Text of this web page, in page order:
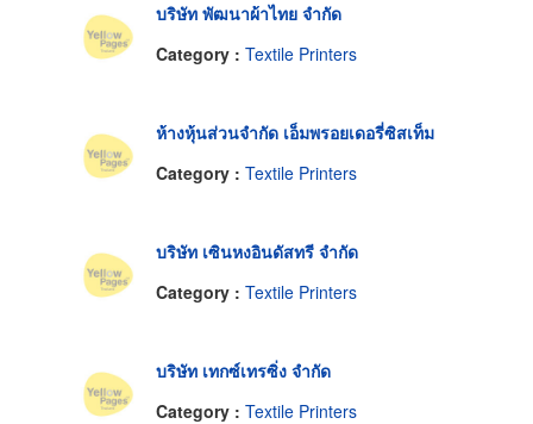
บริษัท พัฒนาผ้าไทย จำกัด
Category : Textile Printers
ห้างหุ้นส่วนจำกัด เอ็มพรอยเดอรี่ซิสเท็ม
Category : Textile Printers
บริษัท เซินหงอินดัสทรี จำกัด
Category : Textile Printers
บริษัท เทกซ์เทรซิ่ง จำกัด
Category : Textile Printers